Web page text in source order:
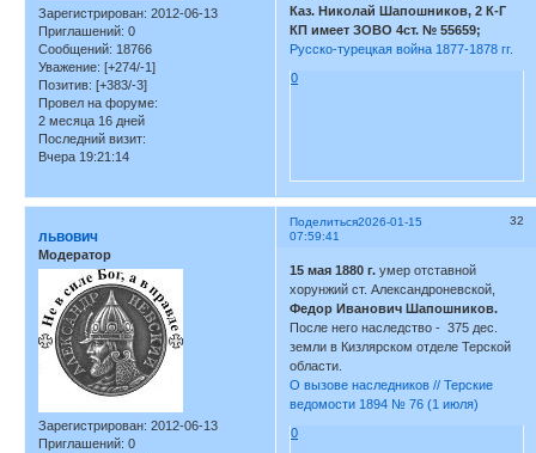
Зарегистрирован: 2012-06-13
Приглашений: 0
Сообщений: 18766
Уважение: [+274/-1]
Позитив: [+383/-3]
Провел на форуме:
2 месяца 16 дней
Последний визит:
Вчера 19:21:14
Каз. Николай Шапошников, 2 К-Г
КП имеет ЗОВО 4ст. № 55659;
Русско-турецкая война 1877-1878 гг.
0
Поделиться 32
2026-01-15
07:59:41
львович
Модератор
Зарегистрирован: 2012-06-13
Приглашений: 0
15 мая 1880 г. умер отставной
хорунжий ст. Александроневской,
Федор Иванович Шапошников.
После него наследство - 375 дес.
земли в Кизлярском отделе Терской
области.
О вызове наследников // Терские
ведомости 1894 № 76 (1 июля)
0